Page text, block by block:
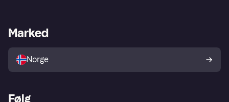
Utforsk butikker
Merchant portal
Marked
Norge
Følg